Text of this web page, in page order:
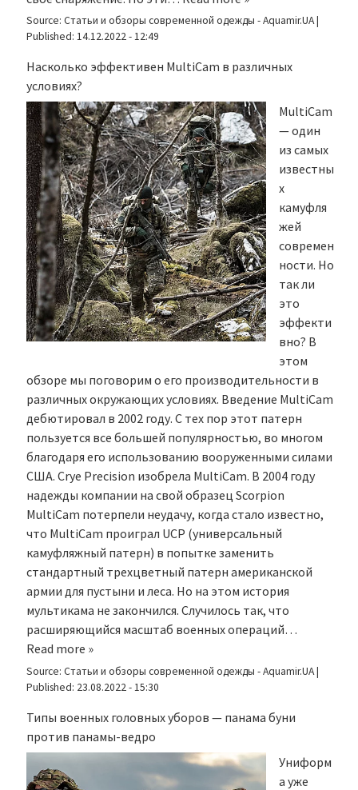
Source: Статьи и обзоры современной одежды - Aquamir.UA|
Published: 14.12.2022 - 12:49
Насколько эффективен MultiCam в различных
условиях?
MultiCam
— один
из самых
известны
х
камуфля
жей
современ
ности. Но
так ли
это
эффекти
вно? В
этом
обзоре мы поговорим о его производительности в
различных окружающих условиях. Введение MultiCam
дебютировал в 2002 году. С тех пор этот патерн
пользуется все большей популярностью, во многом
благодаря его использованию вооруженными силами
США. Crye Precision изобрела MultiCam. В 2004 году
надежды компании на свой образец Scorpion
MultiCam потерпели неудачу, когда стало известно,
что MultiCam проиграл UCP (универсальный
камуфляжный патерн) в попытке заменить
стандартный трехцветный патерн американской
армии для пустыни и леса. Но на этом история
мультикама не закончился. Случилось так, что
расширяющийся масштаб военных операций…
Read more »
Source: Статьи и обзоры современной одежды - Aquamir.UA|
Published: 23.08.2022 - 15:30
Типы военных головных уборов — панама буни
против панамы-ведро
Униформ
а уже